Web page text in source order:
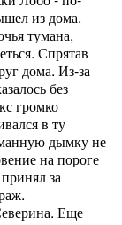
из дома.
тумана,
Спрятав
дома. Из-за
без
громко
в ту
дымку не
на пороге
за
Еще